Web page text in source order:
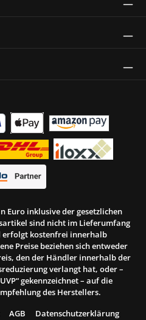
Euro inklusive der gesetzlichen
sind nicht im Lieferumfang
erfolgt kostenfrei innerhalb
Preise beziehen sich entweder
den der Händler innerhalb der
verlangt hat, oder –
gekennzeichnet – auf die
des Herstellers.
AGB
Datenschutzerklärung